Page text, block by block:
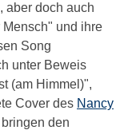
aber doch auch
und ihre
Song
unter Beweis
(am Himmel)",
Cover des Nancy
den